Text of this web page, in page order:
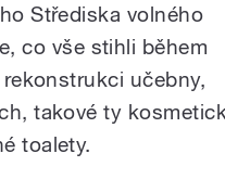
Střediska volného
co vše stihli během
učebny,
takové ty
toalety.